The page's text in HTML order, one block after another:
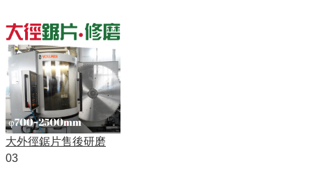
大外徑鋸片售後研磨
03